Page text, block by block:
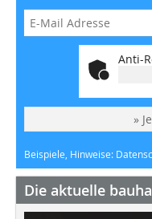
Anti-
»
Beispiele, Hinweise:
Die aktuelle